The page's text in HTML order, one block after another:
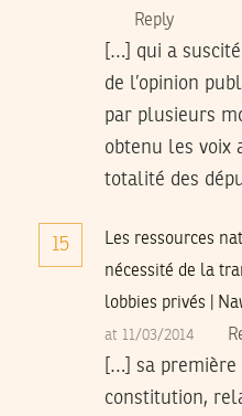
Reply
[…] qui a
de l’opinion
par plusieurs
obtenu les voix
totalité des
15
Les ressources
nécessité de la
lobbies privés |
at 11/03/2014
[…] sa première
constitution,